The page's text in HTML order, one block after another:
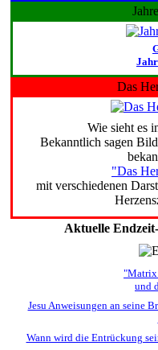
Das
Wie sieht es
Bekanntlich sagen
"Das
mit verschiedenen
Aktuelle
"Matrix
und
Jesu Anweisungen an seine
Wann wird die Entrückung